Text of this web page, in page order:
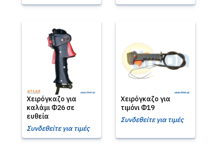
Χειρόγκαζο για
καλάμι Φ26 σε
ευθεία
Συνδεθείτε για τιμές
Χειρόγκαζο για
τιμόνι Φ19
Συνδεθείτε για τιμές